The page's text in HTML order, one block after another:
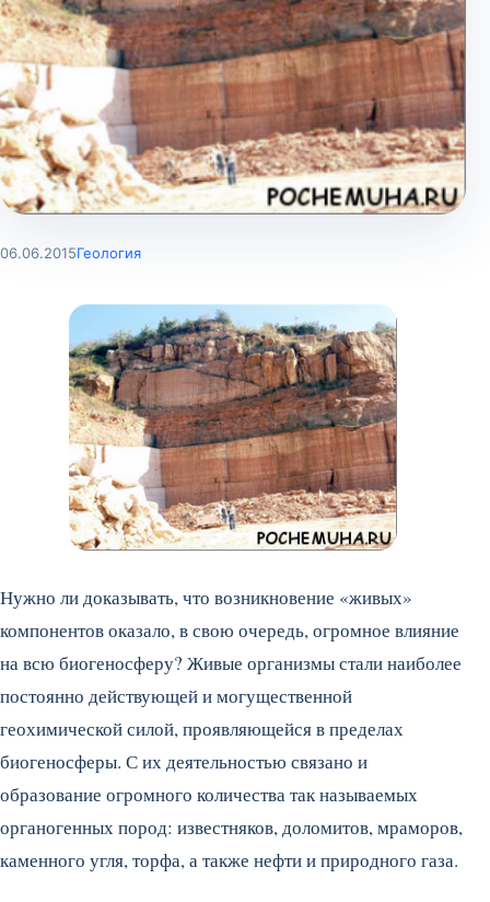
06.06.2015Геология
Нужно ли доказывать, что возникновение «живых»
компонентов оказало, в свою очередь, огромное влияние
на всю биогеносферу? Живые организмы стали наиболее
постоянно действующей и могущественной
геохимической силой, проявляющейся в пределах
биогеносферы. С их деятельностью связано и
образование огромного количества так называемых
органогенных пород: известняков, доломитов, мраморов,
каменного угля, торфа, а также нефти и природного газа.